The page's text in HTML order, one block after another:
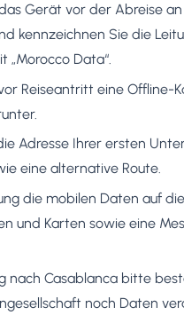
Gerät vor der Abreise
kennzeichnen Sie die
„Morocco Data“.
Reiseantritt eine Offline-
Adresse Ihrer ersten
eine alternative Route.
die mobilen Daten auf
und Karten sowie eine
nach Casablanca bitte
noch Daten